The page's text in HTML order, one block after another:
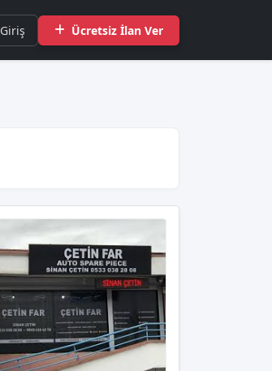
Giriş Ücretsiz İlan Ver